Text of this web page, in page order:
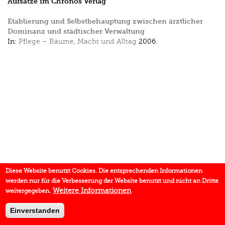
Etablierung und Selbstbehauptung zwischen ärztlicher
Dominanz und städtischer Verwaltung
In: Pflege – Räume, Macht und Alltag 2006.
Diese Website benutzt Cookies. Die entsprechenden Informationen
werden nur für die Verbesserung der Website benutzt und nicht an Dritte
weitergegeben. Weitere Informationen
Einverstanden